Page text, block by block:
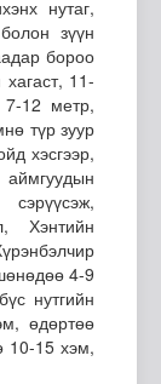
нутаг,
зүүн
бороо
11-
7-12 метр,
түр зуур
хэсгээр,
Хэнтийн
4-9
нутгийн
өдөртөө
10-15 хэм,